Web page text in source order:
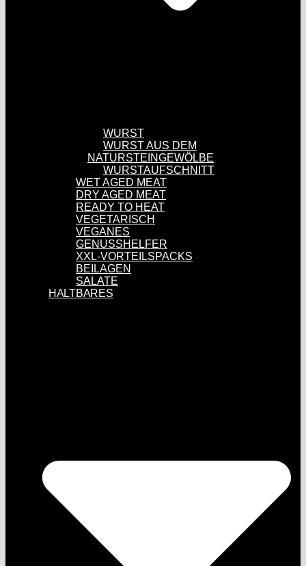
WURST
WURST AUS DEM
NATURSTEINGEWÖLBE
WURSTAUFSCHNITT
WET AGED MEAT
DRY AGED MEAT
READY TO HEAT
VEGETARISCH
VEGANES
GENUSSHELFER
XXL-VORTEILSPACKS
BEILAGEN
SALATE
HALTBARES